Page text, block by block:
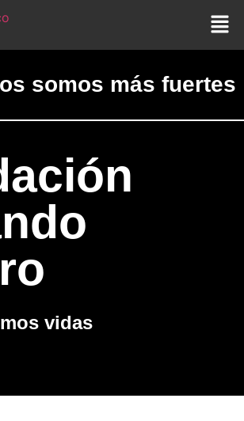
somos más fuertes
vidas